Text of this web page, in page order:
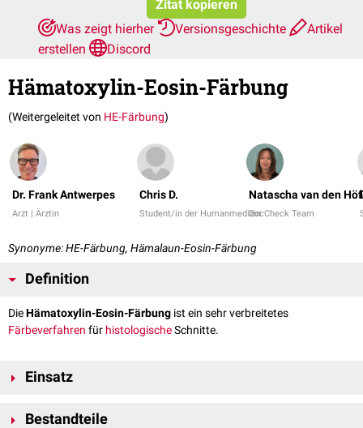
Zitat kopieren
Was zeigt hierher
Versionsgeschichte
Artikel
erstellen
Discord
Hämatoxylin-Eosin-Färbung
(Weitergeleitet von HE-Färbung)
Dr. Frank Antwerpes
Arzt | Ärztin
Chris D.
Student/in der Humanmedizin
Natascha van den
DocCheck Team
Synonyme: HE-Färbung, Hämalaun-Eosin-Färbung
Definition
DieHämatoxylin-Eosin-Färbung ist ein sehr verbreitetes
Färbeverfahren für histologischeSchnitte.
Einsatz
Routinefärbemethode, die in den meisten (eigentlich allen)
Bestandteile